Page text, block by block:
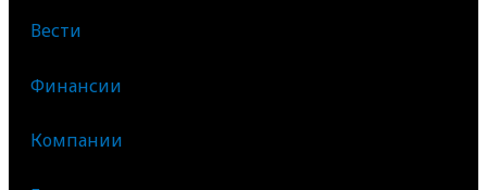
Вести
Финансии
Компании